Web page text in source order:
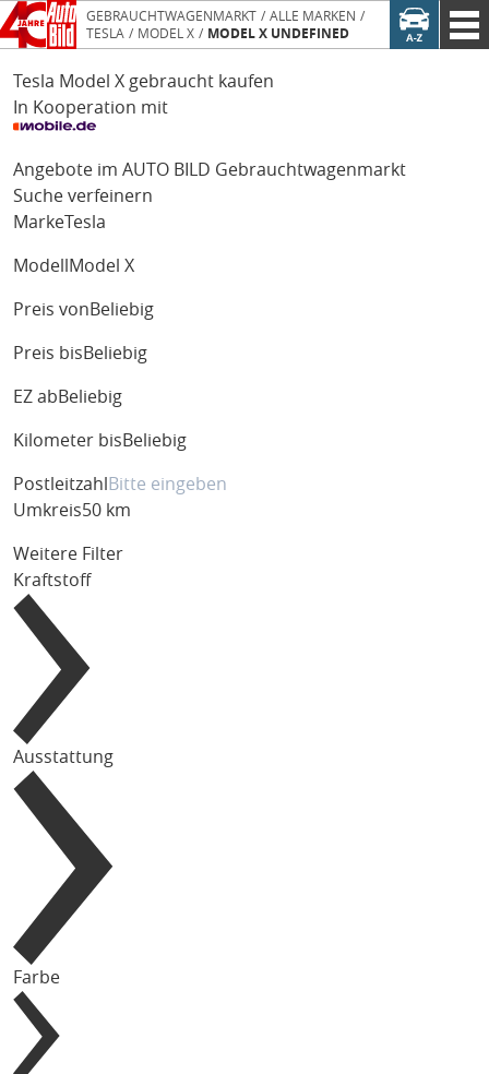
GEBRAUCHTWAGENMARKT
ALLE MARKEN
TESLA
MODEL X MODEL X UNDEFINED
Tesla Model X gebraucht kaufen
In Kooperation mit
Angebote im AUTO BILD Gebrauchtwagenmarkt
Suche verfeinern
MarkeTesla
Modell Model X
Preis von Beliebig
Preis bis Beliebig
EZ ab Beliebig
Kilometer bis Beliebig
Postleitzahl
Umkreis50 km
Weitere Filter
Kraftstoff
Ausstattung
Farbe